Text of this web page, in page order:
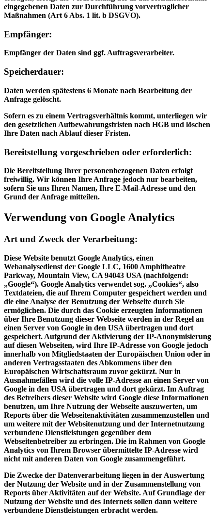
eingegebenen Daten zur Durchführung vorvertraglicher
Maßnahmen (Art 6 Abs. 1 lit. b DSGVO).
Empfänger:
Empfänger der Daten sind ggf. Auftragsverarbeiter.
Speicherdauer:
Daten werden spätestens 6 Monate nach Bearbeitung der
Anfrage gelöscht.
Sofern es zu einem Vertragsverhältnis kommt, unterliegen wir
den gesetzlichen Aufbewahrungsfristen nach HGB und löschen
Ihre Daten nach Ablauf dieser Fristen.
Bereitstellung vorgeschrieben oder erforderlich:
Die Bereitstellung Ihrer personenbezogenen Daten erfolgt
freiwillig. Wir können Ihre Anfrage jedoch nur bearbeiten,
sofern Sie uns Ihren Namen, Ihre E-Mail-Adresse und den
Grund der Anfrage mitteilen.
Verwendung von Google Analytics
Art und Zweck der Verarbeitung:
Diese Website benutzt Google Analytics, einen
Webanalysedienst der Google LLC, 1600 Amphitheatre
Parkway, Mountain View, CA 94043 USA (nachfolgend:
„Google“). Google Analytics verwendet sog. „Cookies“, also
Textdateien, die auf Ihrem Computer gespeichert werden und
die eine Analyse der Benutzung der Webseite durch Sie
ermöglichen. Die durch das Cookie erzeugten Informationen
über Ihre Benutzung dieser Webseite werden in der Regel an
einen Server von Google in den USA übertragen und dort
gespeichert. Aufgrund der Aktivierung der IP-Anonymisierung
auf diesen Webseiten, wird Ihre IP-Adresse von Google jedoch
innerhalb von Mitgliedstaaten der Europäischen Union oder in
anderen Vertragsstaaten des Abkommens über den
Europäischen Wirtschaftsraum zuvor gekürzt. Nur in
Ausnahmefällen wird die volle IP-Adresse an einen Server von
Google in den USA übertragen und dort gekürzt. Im Auftrag
des Betreibers dieser Website wird Google diese Informationen
benutzen, um Ihre Nutzung der Webseite auszuwerten, um
Reports über die Webseitenaktivitäten zusammenzustellen und
um weitere mit der Websitenutzung und der Internetnutzung
verbundene Dienstleistungen gegenüber dem
Webseitenbetreiber zu erbringen. Die im Rahmen von Google
Analytics von Ihrem Browser übermittelte IP-Adresse wird
nicht mit anderen Daten von Google zusammengeführt.
Die Zwecke der Datenverarbeitung liegen in der Auswertung
der Nutzung der Website und in der Zusammenstellung von
Reports über Aktivitäten auf der Website. Auf Grundlage der
Nutzung der Website und des Internets sollen dann weitere
verbundene Dienstleistungen erbracht werden.